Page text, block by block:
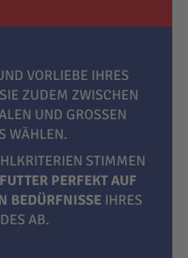
VORLIEBE IHRES
ZUDEM ZWISCHEN
UND GROSSEN P
WÄHLEN.
STIMMEN
PERFEKT AUF
BEDÜRFNISSE IHRES
AB.